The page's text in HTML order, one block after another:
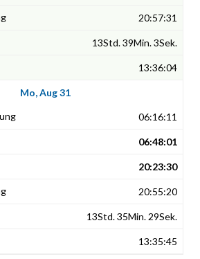
20:57:31
13Std. 39Min. 3Sek.
13:36:04
Mo, Aug 31
06:16:11
06:48:01
20:23:30
20:55:20
13Std. 35Min. 29Sek.
13:35:45